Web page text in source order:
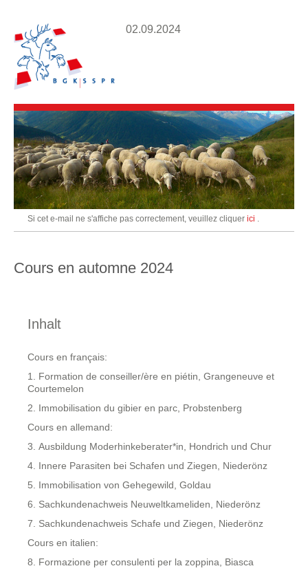
02.09.2024
Si cet e-mail ne s'affiche pas correctement, veuillez cliquer ici .
Cours en automne 2024
Inhalt
Cours en français:
1. Formation de conseiller/ère en piétin, Grangeneuve et
Courtemelon
2. Immobilisation du gibier en parc, Probstenberg
Cours en allemand:
3. Ausbildung Moderhinkeberater*in, Hondrich und Chur
4. Innere Parasiten bei Schafen und Ziegen, Niederönz
5. Immobilisation von Gehegewild, Goldau
6. Sachkundenachweis Neuweltkameliden, Niederönz
7. Sachkundenachweis Schafe und Ziegen, Niederönz
Cours en italien:
8. Formazione per consulenti per la zoppina, Biasca